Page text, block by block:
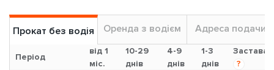
Прокат без водія Оренда з водієм Адреса подачи
Період
від 1
міс.
10-29
днів
4-9
днів
1-3
днів
Застава
?